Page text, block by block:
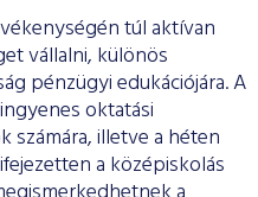
túl aktívan
vállalni, különös
pénzügyi edukációjára. A
oktatási
számára, illetve a héten
a középiskolás